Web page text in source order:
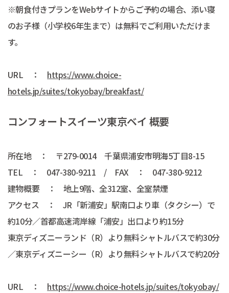
※朝食付きプランをWebサイトからご予約の場合、添い寝
のお子様（小学校6年生まで）は無料でご利用いただけま
す。
URL ： https://www.choice-
hotels.jp/suites/tokyobay/breakfast/
コンフォートスイーツ東京ベイ 概要
所在地 ： 〒279-0014 千葉県浦安市明海5丁目8-15
TEL ： 047-380-9211 / FAX ： 047-380-9212
建物概要 ： 地上9階、全312室、全室禁煙
アクセス ： JR「新浦安」駅南口より車（タクシー）で
約10分／首都高速湾岸線「浦安」出口より約15分
東京ディズニーランド（R）より無料シャトルバスで約30分
／東京ディズニーシー（R）より無料シャトルバスで約20分
URL ： https://www.choice-hotels.jp/suites/tokyobay/